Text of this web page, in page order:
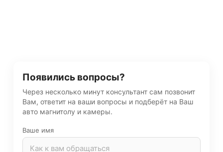
Появились вопросы?
Через несколько минут консультант сам позвонит
Вам, ответит на ваши вопросы и подберёт на Ваш
авто магнитолу и камеры.
Ваше имя